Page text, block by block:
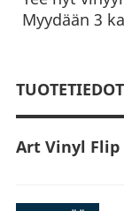
Myydään 3
TUOTETIEDOT
Art Vinyl Flip